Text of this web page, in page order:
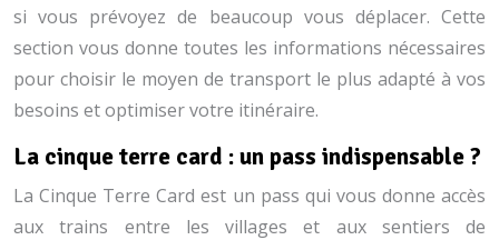
si vous prévoyez de beaucoup vous déplacer. Cette
section vous donne toutes les informations nécessaires
pour choisir le moyen de transport le plus adapté à vos
besoins et optimiser votre itinéraire.
La cinque terre card : un pass indispensable ?
La Cinque Terre Card est un pass qui vous donne accès
aux trains entre les villages et aux sentiers de